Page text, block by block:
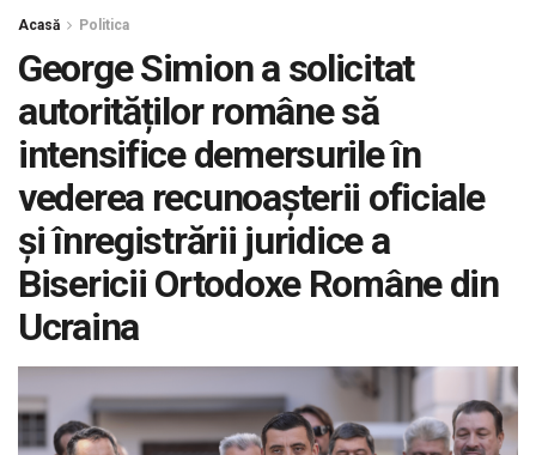
Acasă Politica
George Simion a solicitat
autorităților române să
intensifice demersurile în
vederea recunoașterii oficiale
și înregistrării juridice a
Bisericii Ortodoxe Române din
Ucraina